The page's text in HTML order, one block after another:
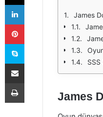
James
SSS
James
LinkedIn
Pinterest
Skype
E-Posta ile paylaş